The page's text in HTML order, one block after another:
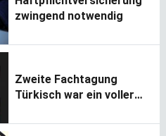
zwingend notwendig
Zweite Fachtagung
Türkisch war ein voller